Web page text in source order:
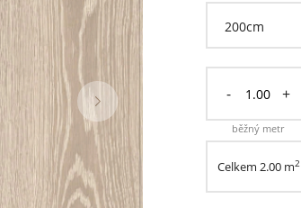
- +
běžný metr
Celkem 2.00m2